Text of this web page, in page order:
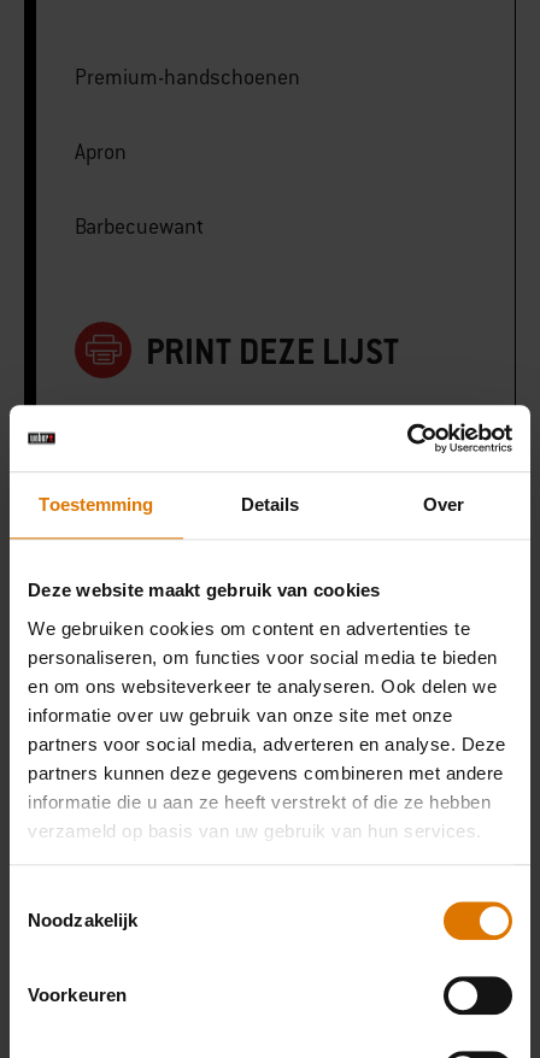
Toestemming Details Over
Deze website maakt gebruik van cookies
We gebruiken cookies om content en advertenties te
personaliseren, om functies voor social media te bieden
en om ons websiteverkeer te analyseren. Ook delen we
informatie over uw gebruik van onze site met onze
partners voor social media, adverteren en analyse. Deze
partners kunnen deze gegevens combineren met andere
informatie die u aan ze heeft verstrekt of die ze hebben
verzameld op basis van uw gebruik van hun services.
Noodzakelijk
Voorkeuren
Premium-handschoenen
Apron
Barbecuewant
PRINT DEZE LIJST
Wat heb je nodig?
Aanbevolen
accessoires
Premium
barbecueset
Meer
Barbecuewant
Meer
informatie